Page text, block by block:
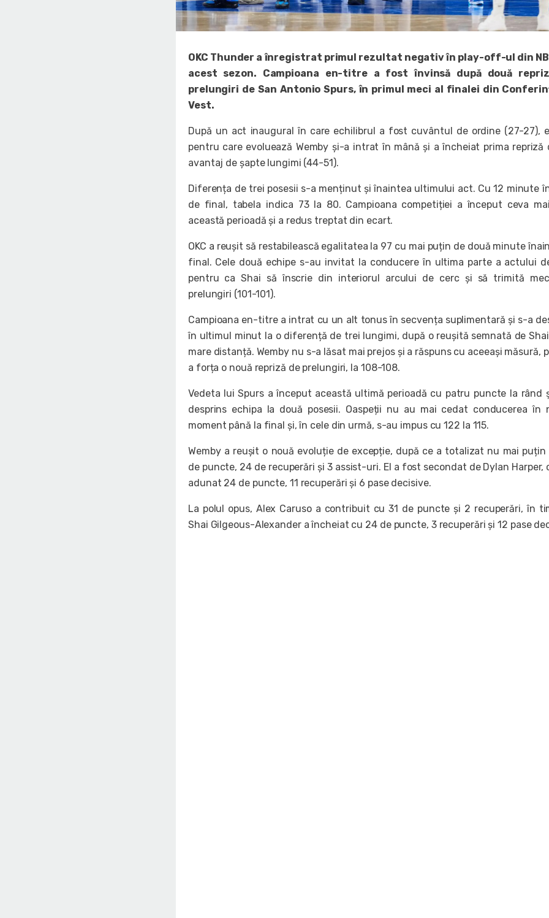
OKC Thunder a înregistrat primul rezultat negativ în play-off-ul din
acest sezon. Campioana en-titre a fost învinsă după două
prelungiri de San Antonio Spurs, în primul meci al finalei din
Vest.
După un act inaugural în care echilibrul a fost cuvântul de ordine (27-27),
pentru care evoluează Wemby și-a intrat în mână și a încheiat prima repriză
avantaj de șapte lungimi (44-51).
Diferența de trei posesii s-a menținut și înaintea ultimului act. Cu 12 minute
de final, tabela indica 73 la 80. Campioana competiției a început ceva
această perioadă și a redus treptat din ecart.
OKC a reușit să restabilească egalitatea la 97 cu mai puțin de două minute
final. Cele două echipe s-au invitat la conducere în ultima parte a actului
pentru ca Shai să înscrie din interiorul arcului de cerc și să trimită
prelungiri (101-101).
Campioana en-titre a intrat cu un alt tonus în secvența suplimentară și s-a
în ultimul minut la o diferență de trei lungimi, după o reușită semnată de
mare distanță. Wemby nu s-a lăsat mai prejos și a răspuns cu aceeași măsură,
a forța o nouă repriză de prelungiri, la 108-108.
Vedeta lui Spurs a început această ultimă perioadă cu patru puncte la rând
desprins echipa la două posesii. Oaspeții nu au mai cedat conducerea în
moment până la final și, în cele din urmă, s-au impus cu 122 la 115.
Wemby a reușit o nouă evoluție de excepție, după ce a totalizat nu mai puțin
de puncte, 24 de recuperări și 3 assist-uri. El a fost secondat de Dylan Harper,
adunat 24 de puncte, 11 recuperări și 6 pase decisive.
La polul opus, Alex Caruso a contribuit cu 31 de puncte și 2 recuperări, în
Shai Gilgeous-Alexander a încheiat cu 24 de puncte, 3 recuperări și 12 pase